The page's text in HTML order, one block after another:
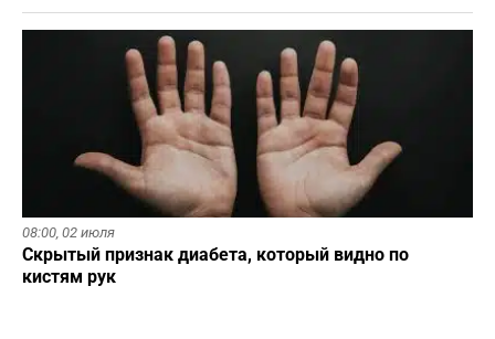
08:00, 02 июля
Скрытый признак диабета, который видно по
кистям рук